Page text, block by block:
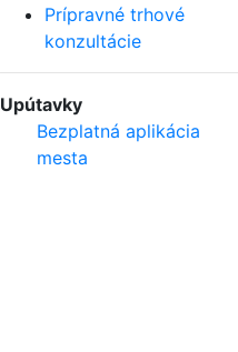
Prípravné trhové
konzultácie
Upútavky
Bezplatná aplikácia
mesta